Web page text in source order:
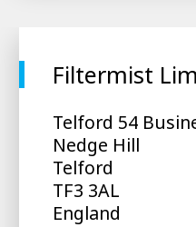
Filtermist
Telford 54
Nedge Hill
Telford
TF3 3AL
England